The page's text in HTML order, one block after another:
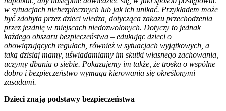
w sytuacjach niebezpiecznych lub jak ich unikać. Przykładem może
być zdobyta przez dzieci wiedza, dotycząca zakazu przechodzenia
przez jezdnię w miejscach niedozwolonych. Dotyczy to jednak
każdego obszaru bezpieczeństwa – edukując dzieci o
obowiązujących regułach, również w sytuacjach wyjątkowych, a
taką dzisiaj mamy, uświadamiamy im skutki własnego zachowania,
uczymy dbania o siebie. Pokazujemy im także, że troska o wspólne
dobro i bezpieczeństwo wymaga kierowania się określonymi
zasadami.
Dzieci znają podstawy bezpieczeństwa